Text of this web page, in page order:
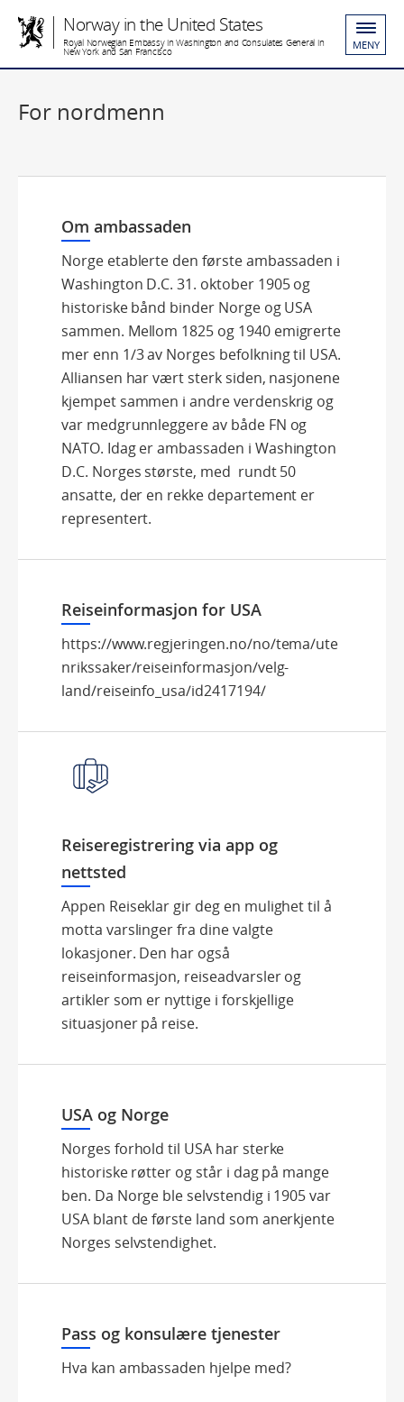
Norway in the United States
Royal Norwegian Embassy in Washington and Consulates General in
New York and San Francisco MENY
For nordmenn
Om ambassaden
Norge etablerte den første ambassaden i
Washington D.C. 31. oktober 1905 og
historiske bånd binder Norge og USA
sammen. Mellom 1825 og 1940 emigrerte
mer enn 1/3 av Norges befolkning til USA.
Alliansen har vært sterk siden, nasjonene
kjempet sammen i andre verdenskrig og
var medgrunnleggere av både FN og
NATO. Idag er ambassaden i Washington
D.C. Norges største, med rundt 50
ansatte, der en rekke departement er
representert.
Reiseinformasjon for USA
https://www.regjeringen.no/no/tema/ute
nrikssaker/reiseinformasjon/velg-
land/reiseinfo_usa/id2417194/
Reiseregistrering via app og
nettsted
Appen Reiseklar gir deg en mulighet til å
motta varslinger fra dine valgte
lokasjoner. Den har også
reiseinformasjon, reiseadvarsler og
artikler som er nyttige i forskjellige
situasjoner på reise.
USA og Norge
Norges forhold til USA har sterke
historiske røtter og står i dag på mange
ben. Da Norge ble selvstendig i 1905 var
USA blant de første land som anerkjente
Norges selvstendighet.
Pass og konsulære tjenester
Hva kan ambassaden hjelpe med?